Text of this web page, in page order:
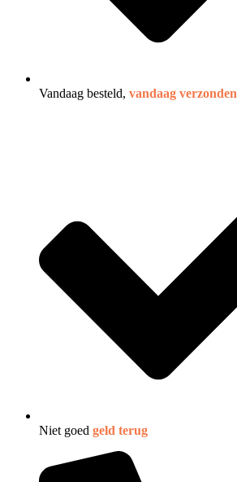
Vandaag besteld, vandaag verzonden
Niet goed geld terug